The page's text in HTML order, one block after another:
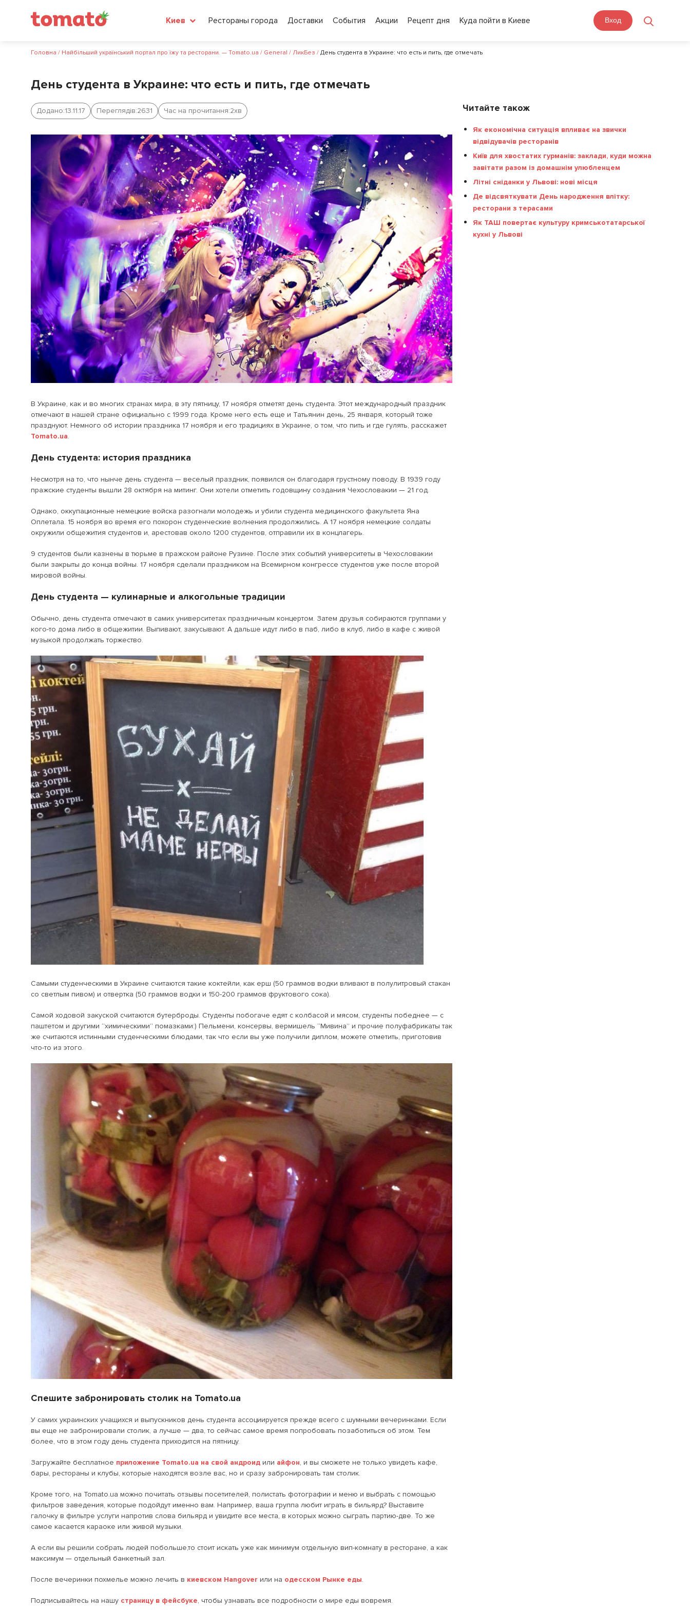
Киев Рестораны города Доставки События Акции Рецепт дня Куда пойти в Киеве Вход
Головна / Найбільший український портал про їжу та ресторани. — Tomato.ua / General / ЛикБез / День студента в Украине: что есть и пить, где отмечать
День студента в Украине: что есть и пить, где отмечать
Додано:13.11.17 Переглядів:2631 Час на прочитання:2хв
В Украине, как и во многих странах мира, в эту пятницу, 17 ноября отметят день студента. Этот международный праздник
отмечают в нашей стране официально с 1999 года. Кроме него есть еще и Татьянин день, 25 января, который тоже
празднуют. Немного об истории праздника 17 ноября и его традициях в Украине, о том, что пить и где гулять, расскажет
Tomato.ua.
День студента: история праздника
Несмотря на то, что нынче день студента — веселый праздник, появился он благодаря грустному поводу. В 1939 году
пражские студенты вышли 28 октября на митинг. Они хотели отметить годовщину создания Чехословакии — 21 год.
Однако, оккупационные немецкие войска разогнали молодежь и убили студента медицинского факультета Яна
Оплетала. 15 ноября во время его похорон студенческие волнения продолжились. А 17 ноября немецкие солдаты
окружили общежития студентов и, арестовав около 1200 студентов, отправили их в концлагерь.
9 студентов были казнены в тюрьме в пражском районе Рузине. После этих событий университеты в Чехословакии
были закрыты до конца войны. 17 ноября сделали праздником на Всемирном конгрессе студентов уже после второй
мировой войны.
День студента — кулинарные и алкогольные традиции
Обычно, день студента отмечают в самих университетах праздничным концертом. Затем друзья собираются группами у
кого-то дома либо в общежитии. Выпивают, закусывают. А дальше идут либо в паб, либо в клуб, либо в кафе с живой
музыкой продолжать торжество.
Самыми студенческими в Украине считаются такие коктейли, как ерш (50 граммов водки вливают в полулитровый стакан
со светлым пивом) и отвертка (50 граммов водки и 150-200 граммов фруктового сока).
Самой ходовой закуской считаются бутерброды. Студенты побогаче едят с колбасой и мясом, студенты победнее — с
паштетом и другими “химическими” помазками:) Пельмени, консервы, вермишель “Мивина” и прочие полуфабрикаты так
же считаются истинными студенческими блюдами, так что если вы уже получили диплом, можете отметить, приготовив
что-то из этого.
Спешите забронировать столик на Tomato.ua
У самих украинских учащихся и выпускников день студента ассоциируется прежде всего с шумными вечеринками. Если
вы еще не забронировали столик, а лучше — два, то сейчас самое время попробовать позаботиться об этом. Тем
более, что в этом году день студента приходится на пятницу.
Загружайте бесплатное приложение Tomato.ua на свой андроид или айфон, и вы сможете не только увидеть кафе,
бары, рестораны и клубы, которые находятся возле вас, но и сразу забронировать там столик.
Кроме того, на Tomato.ua можно почитать отзывы посетителей, полистать фотографии и меню и выбрать с помощью
фильтров заведения, которые подойдут именно вам. Например, ваша группа любит играть в бильярд? Выставите
галочку в фильтре услуги напротив слова бильярд и увидите все места, в которых можно сыграть партию-две. То же
самое касается караоке или живой музыки.
А если вы решили собрать людей побольше,то стоит искать уже как минимум отдельную вип-комнату в ресторане, а как
максимум — отдельный банкетный зал.
После вечеринки похмелье можно лечить в киевском Hangover или на одесском Рынке еды.
Подписывайтесь на нашу страницу в фейсбуке, чтобы узнавать все подробности о мире еды вовремя.
Читайте також
Як економічна ситуація впливає на звички
відвідувачів ресторанів
Київ для хвостатих гурманів: заклади, куди можна
завітати разом із домашнім улюбленцем
Літні сніданки у Львові: нові місця
Де відсвяткувати День народження влітку:
ресторани з терасами
Як ТАШ повертає культуру кримськотатарської
кухні у Львові